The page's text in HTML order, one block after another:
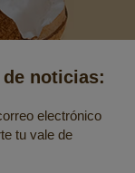
noticias:
electrónico
tu vale de